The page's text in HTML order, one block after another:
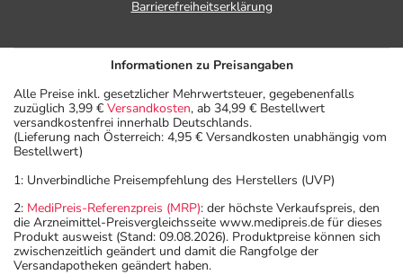
Barrierefreiheitserklärung
Informationen zu Preisangaben
Alle Preise inkl. gesetzlicher Mehrwertsteuer, gegebenenfalls
zuzüglich 3,99 € Versandkosten, ab 34,99 € Bestellwert
versandkostenfrei innerhalb Deutschlands.
(Lieferung nach Österreich: 4,95 € Versandkosten unabhängig vom
Bestellwert)
1: Unverbindliche Preisempfehlung des Herstellers (UVP)
2: MediPreis-Referenzpreis (MRP): der höchste Verkaufspreis, den
die Arzneimittel-Preisvergleichsseite www.medipreis.de für dieses
Produkt ausweist (Stand: 09.08.2026). Produktpreise können sich
zwischenzeitlich geändert und damit die Rangfolge der
Versandapotheken geändert haben.